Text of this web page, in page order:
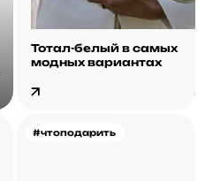
Тотал-белый в самых
модных вариантах
#чтоподарить